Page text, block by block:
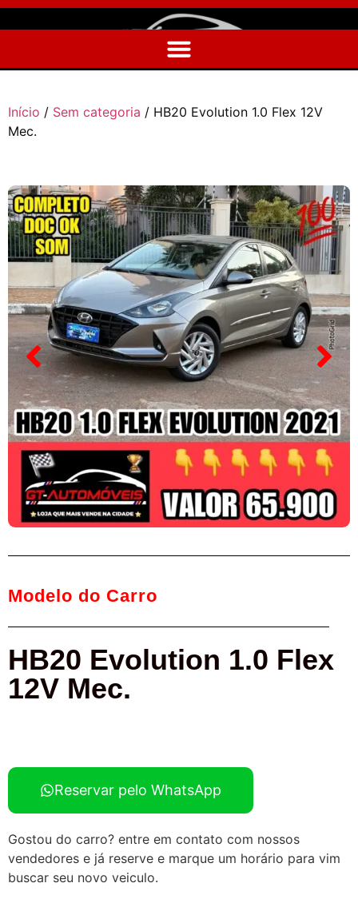
Início / Sem categoria / HB20 Evolution 1.0 Flex 12V
Mec.
Modelo do Carro
HB20 Evolution 1.0 Flex
12V Mec.
Reservar pelo WhatsApp
Gostou do carro? entre em contato com nossos
vendedores e já reserve e marque um horário para vim
buscar seu novo veiculo.